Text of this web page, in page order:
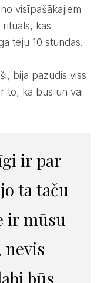
visīpašākajiem
kas
teju 10 stundas.
to, kā būs un vai
tā taču
ir mūsu
būs